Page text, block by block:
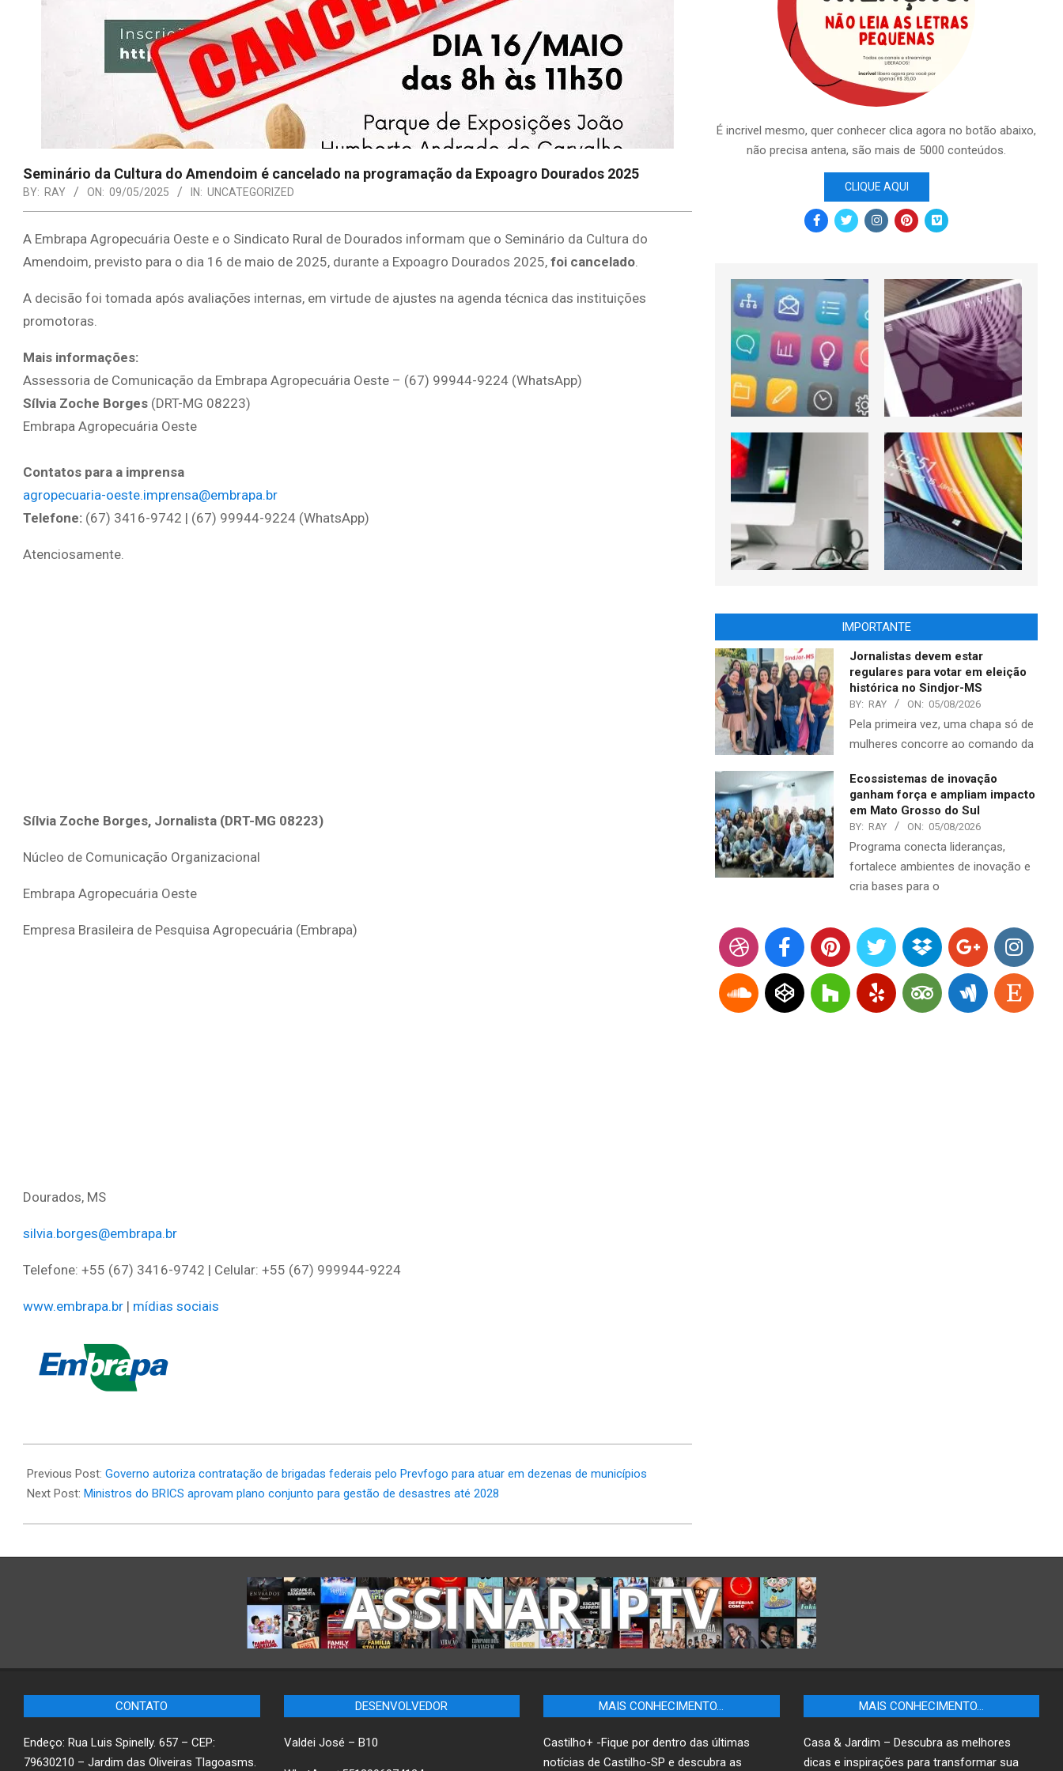
Seminário da Cultura do Amendoim é cancelado na programação da Expoagro Dourados 2025
BY: RAY ON: 09/05/2025 IN: UNCATEGORIZED
A Embrapa Agropecuária Oeste e o Sindicato Rural de Dourados informam que o Seminário da Cultura do
Amendoim, previsto para o dia 16 de maio de 2025, durante a Expoagro Dourados 2025, foi cancelado.
A decisão foi tomada após avaliações internas, em virtude de ajustes na agenda técnica das instituições
promotoras.
Mais informações:
Assessoria de Comunicação da Embrapa Agropecuária Oeste – (67) 99944-9224 (WhatsApp)
Sílvia Zoche Borges (DRT-MG 08223)
Embrapa Agropecuária Oeste
Contatos para a imprensa
agropecuaria-oeste.imprensa@embrapa.br
Telefone: (67) 3416-9742 | (67) 99944-9224 (WhatsApp)
Atenciosamente.
Sílvia Zoche Borges, Jornalista (DRT-MG 08223)
Núcleo de Comunicação Organizacional
Embrapa Agropecuária Oeste
Empresa Brasileira de Pesquisa Agropecuária (Embrapa)
Dourados, MS
silvia.borges@embrapa.br
Telefone: +55 (67) 3416-9742 | Celular: +55 (67) 999944-9224
www.embrapa.br | mídias sociais
05-
09
Previous Post: Governo autoriza contratação de brigadas federais pelo Prevfogo para atuar em dezenas de municípios
Next Post: Ministros do BRICS aprovam plano conjunto para gestão de desastres até 2028
É incrivel mesmo, quer conhecer clica agora no botão abaixo,
não precisa antena, são mais de 5000 conteúdos.
CLIQUE AQUI
IMPORTANTE
Jornalistas devem estar
regulares para votar em eleição
histórica no Sindjor-MS
BY: RAY ON: 05/08/2026
Pela primeira vez, uma chapa só de
mulheres concorre ao comando da
Ecossistemas de inovação
ganham força e ampliam impacto
em Mato Grosso do Sul
BY: RAY ON: 05/08/2026
Programa conecta lideranças,
fortalece ambientes de inovação e
cria bases para o
CONTATO
Endeço: Rua Luis Spinelly. 657 – CEP:
79630210 – Jardim das Oliveiras Tlagoasms.
DESENVOLVEDOR
Valdei José – B10
MAIS CONHECIMENTO…
Castilho+ -Fique por dentro das últimas
notícias de Castilho-SP e descubra as
MAIS CONHECIMENTO…
Casa & Jardim – Descubra as melhores
dicas e inspirações para transformar sua